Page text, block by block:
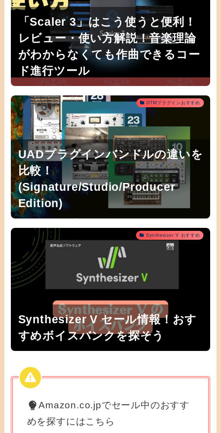
「Scaler 3」はこう使うと便利！
レビュー・使い方解説！音楽理論
がわからなくても作曲できるコー
ド進行ツール
DTMプラグインおすすめ
UADプラグインバンドルの違いを
比較！
(Signature/Studio/Producer
Edition)
Synthesizer V おすすめ
Synthesizer V セール情報！おす
すめボイスバンクを探そう
Amazon.co.jpでセール中のおすす
めを探すにはこちら